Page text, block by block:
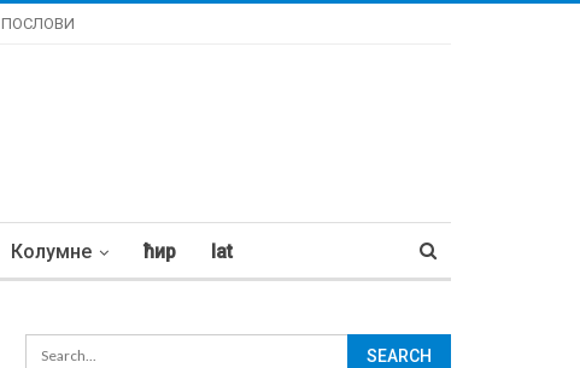
ПОСЛОВИ
Колумне ћир lat